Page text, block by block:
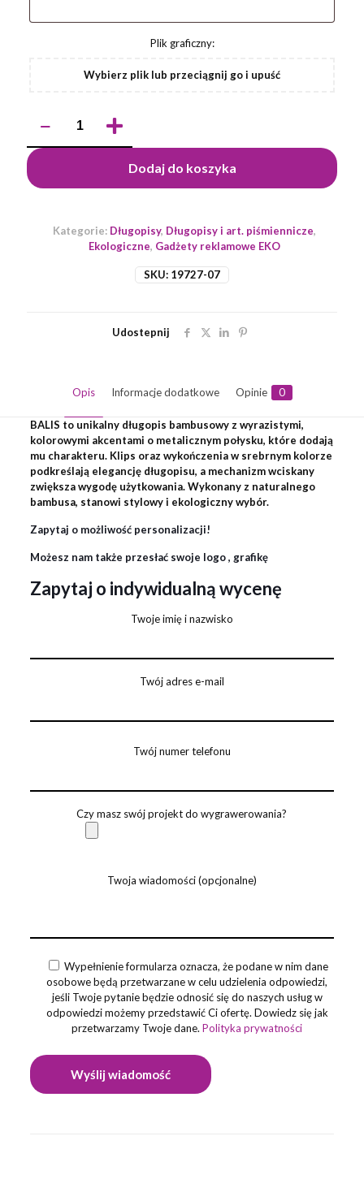
Plik graficzny:
Wybierz plik lub przeciągnij go i upuść
Długopis
BALIS
Dodaj do koszyka
SKU: 19727-07
Kategorie: Długopisy, Długopisy i art. piśmiennicze,
Ekologiczne, Gadżety reklamowe EKO
Udostepnij
Opis Informacje dodatkowe Opinie 0
BALIS to unikalny długopis bambusowy z wyrazistymi,
kolorowymi akcentami o metalicznym połysku, które dodają
mu charakteru. Klips oraz wykończenia w srebrnym kolorze
podkreślają elegancję długopisu, a mechanizm wciskany
zwiększa wygodę użytkowania. Wykonany z naturalnego
bambusa, stanowi stylowy i ekologiczny wybór.
Zapytaj o możliwość personalizacji!
Możesz nam także przesłać swoje logo , grafikę
Zapytaj o indywidualną wycenę
Twoje imię i nazwisko
Twój adres e-mail
Twój numer telefonu
Czy masz swój projekt do wygrawerowania?
Twoja wiadomości (opcjonalne)
Wypełnienie formularza oznacza, że podane w nim dane
osobowe będą przetwarzane w celu udzielenia odpowiedzi,
jeśli Twoje pytanie będzie odnosić się do naszych usług w
odpowiedzi możemy przedstawić Ci ofertę. Dowiedz się jak
przetwarzamy Twoje dane.Polityka prywatności